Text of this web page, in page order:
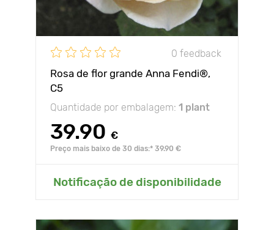
0 feedback
Rosa de flor grande Anna Fendi®,
C5
Quantidade por embalagem: 1 plant
39.90 €
Preço mais baixo de 30 dias:* 39.90 €
Notificação de disponibilidade